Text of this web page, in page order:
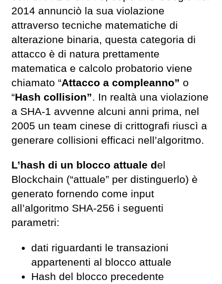
2014 annunciò la sua violazione
attraverso tecniche matematiche di
alterazione binaria, questa categoria di
attacco è di natura prettamente
matematica e calcolo probatorio viene
chiamato “Attacco a compleanno” o
“Hash collision”. In realtà una violazione
a SHA-1 avvenne alcuni anni prima, nel
2005 un team cinese di crittografi riuscì a
generare collisioni efficaci nell’algoritmo.
L’hash di un blocco attuale del
Blockchain (“attuale” per distinguerlo) è
generato fornendo come input
all’algoritmo SHA-256 i seguenti
parametri:
dati riguardanti le transazioni
appartenenti al blocco attuale
Hash del blocco precedente